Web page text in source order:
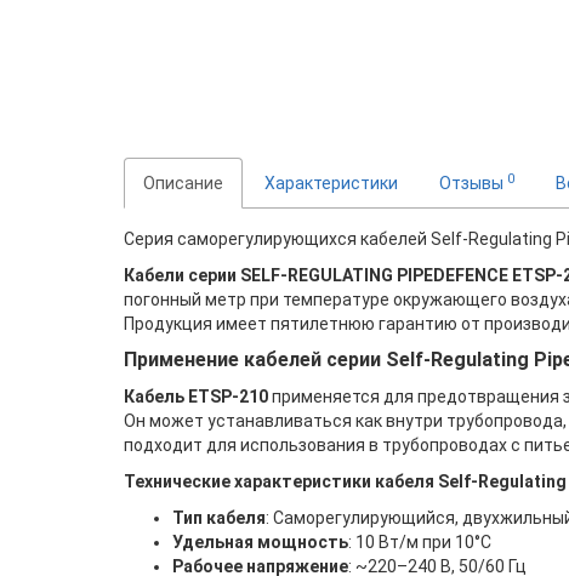
Описание Характеристики Отзывы 0
Серия саморегулирующихся кабелей Self-Regulating
Кабели серии SELF-REGULATING PIPEDEFENCE ETSP-
погонный метр при температуре окружающего
Продукция имеет пятилетнюю гарантию от
Применение кабелей серии Self-Regulating
Кабель ETSP-210применяется для предотвращения
Он может устанавливаться как внутри
подходит для использования в трубопроводах с
Технические характеристики кабеля Self-
Тип кабеля: Саморегулирующийся,
Удельная мощность: 10 Вт/м при 10°C
Рабочее напряжение: ~220–240 В, 50/60 Гц